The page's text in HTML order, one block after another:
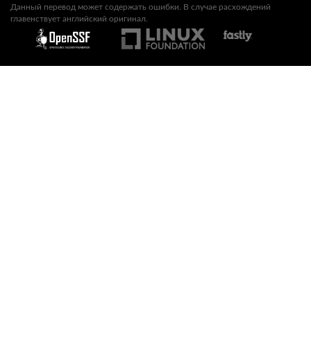
Данный перевод может содержать ошибки. В случае расхождений
главенствует английский оригинал.